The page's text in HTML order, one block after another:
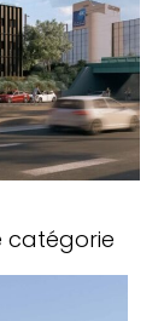
catégorie